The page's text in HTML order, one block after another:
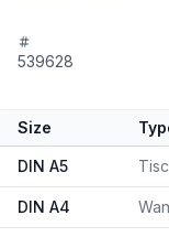
539628
Size
DIN A5
DIN A4